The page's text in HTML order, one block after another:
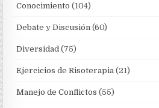
Conocimiento (104)
Debate y Discusión (60)
Diversidad (75)
Ejercicios de Risoterapia (21)
Manejo de Conflictos (55)